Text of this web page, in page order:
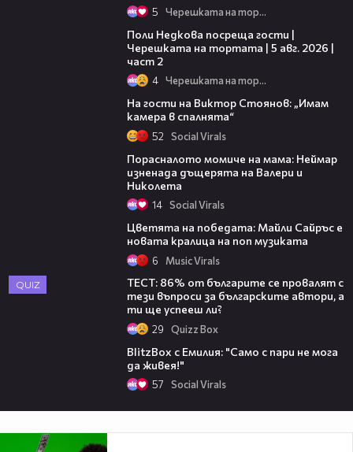
5 Черешката на тортата
Поли Недкова посреща гости |
Черешката на тортата | 5 авг. 2026 |
част 2
4 Черешката на тортата
На гости на Виктор Стоянов: „Имам
камера в спалнята“
52 Social Virals
Порасналото момиче на мама: Неймар
изненада дъщерята на Валери и
Николета
14 Social Virals
Цветята на победата: Майли Сайръс е
новата кралица на поп музиката
6 Music Virals
QUIZ
ТЕСТ: 86% от българите се провалят с
тези въпроси за българските автори, а
ти ще успeеш ли?
29 Quizz Box
BlitzBox с Емилия: "Само с пари не мога
да живея!"
57 Social Virals